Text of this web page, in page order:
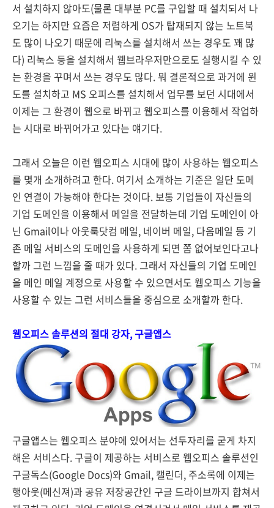
서 설치하지 않아도(물론 대부분 PC를 구입할 때 설치되서 나
오기는 하지만 요즘은 저렴하게 OS가 탑재되지 않는 노트북
도 많이 나오기 때문에 리눅스를 설치해서 쓰는 경우도 꽤 많
다) 리눅스 등을 설치해서 웹브라우저만으로도 실행시킬 수 있
는 환경을 꾸며서 쓰는 경우도 많다. 뭐 결론적으로 과거에 윈
도를 설치하고 MS 오피스를 설치해서 업무를 보던 시대에서
이제는 그 환경이 웹으로 바뀌고 웹오피스를 이용해서 작업하
는 시대로 바뀌어가고 있다는 얘기다.
그래서 오늘은 이런 웹오피스 시대에 많이 사용하는 웹오피스
를 몇개 소개하려고 한다. 여기서 소개하는 기준은 일단 도메
인 연결이 가능해야 한다는 것이다. 보통 기업들이 자신들의
기업 도메인을 이용해서 메일을 전달하는데 기업 도메인이 아
닌 Gmail이나 아웃룩닷컴 메일, 네이버 메일, 다음메일 등 기
존 메일 서비스의 도메인을 사용하게 되면 쫌 없어보인다고나
할까 그런 느낌을 줄 때가 있다. 그래서 자신들의 기업 도메인
을 메인 메일 계정으로 사용할 수 있으면서도 웹오피스 기능을
사용할 수 있는 그런 서비스들을 중심으로 소개할까 한다.
웹오피스 솔루션의 절대 강자, 구글앱스
구글앱스는 웹오피스 분야에 있어서는 선두자리를 굳게 차지
해온 서비스다. 구글이 제공하는 서비스로 웹오피스 솔루션인
구글독스(Google Docs)와 Gmail, 캘린더, 주소록에 이제는
행아웃(메신져)과 공유 저장공간인 구글 드라이브까지 합쳐서